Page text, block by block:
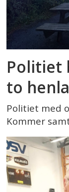
Politiet
to
Politiet med
Kommer